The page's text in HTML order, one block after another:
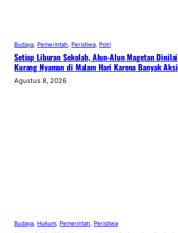
Budaya Pemerintah Peristiwa Polri
Setiap Liburan Sekolah, Alun-Alun Magetan Dinilai
Kurang Nyaman di Malam Hari Karena Banyak Aksi
Agustus 8, 2026
Budaya, Hukum, Pemerintah, Peristiwa